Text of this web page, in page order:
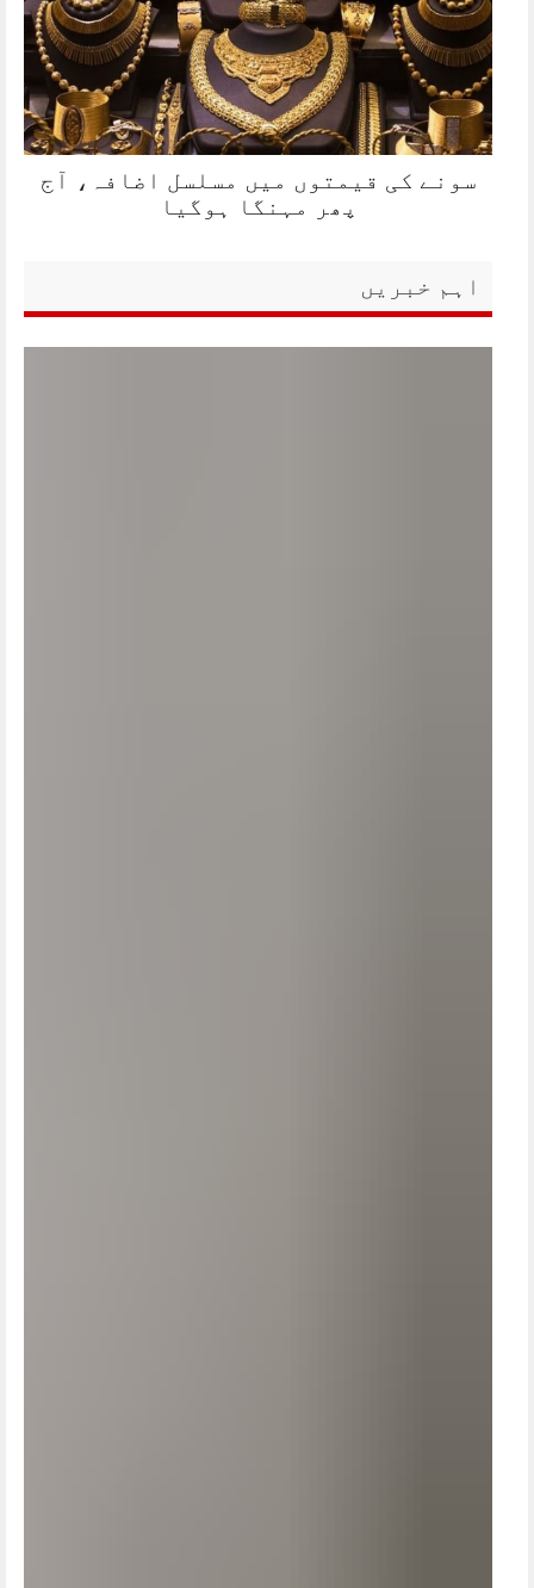
سونے کی قیمتوں میں مسلسل اضافہ، آج
پھر مہنگا ہوگیا
اہم خبریں